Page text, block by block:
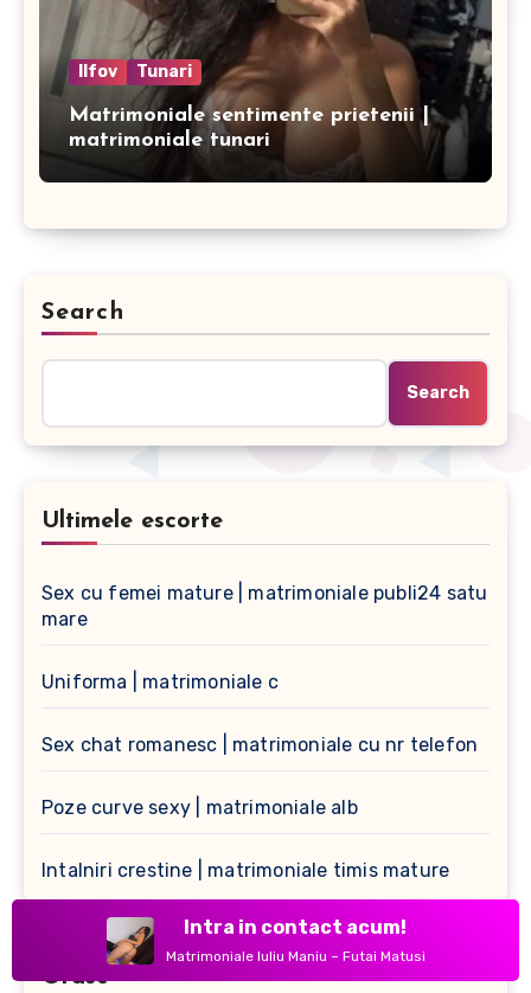
Ilfov Tunari
Matrimoniale sentimente prietenii |
matrimoniale tunari
Search
Search
Ultimele escorte
Sex cu femei mature | matrimoniale publi24 satu
mare
Uniforma | matrimoniale c
Sex chat romanesc | matrimoniale cu nr telefon
Poze curve sexy | matrimoniale alb
Intalniri crestine | matrimoniale timis mature
Orase
Intra in contact acum!
Matrimoniale Iuliu Maniu – Futai Matusi